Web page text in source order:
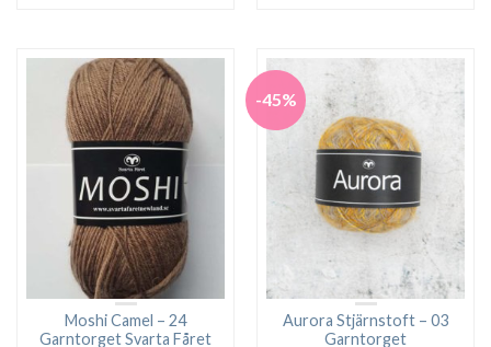
109.00 kr. 89.00 kr.
Moshi Camel – 24
Garntorget Svarta Fåret
-45%
Aurora Stjärnstoft – 03
Garntorget